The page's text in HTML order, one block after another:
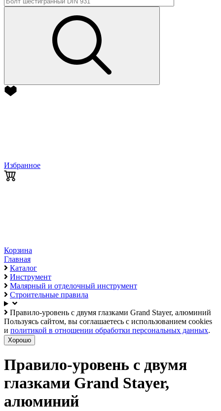
Избранное
Корзина
Главная
Каталог
Инструмент
Малярный и отделочный инструмент
Строительные правила
Правило-уровень с двумя глазками Grand Stayer, алюминий
Пользуясь сайтом, вы соглашаетесь с использованием cookies
и политикой в отношении обработки персональных данных.
Хорошо
Правило-уровень с двумя
глазками Grand Stayer,
алюминий